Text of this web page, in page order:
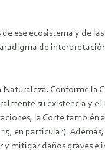
ese ecosistema y de
de
Conforme la
su existencia y
la Corte también
en particular).
mitigar daños graves e